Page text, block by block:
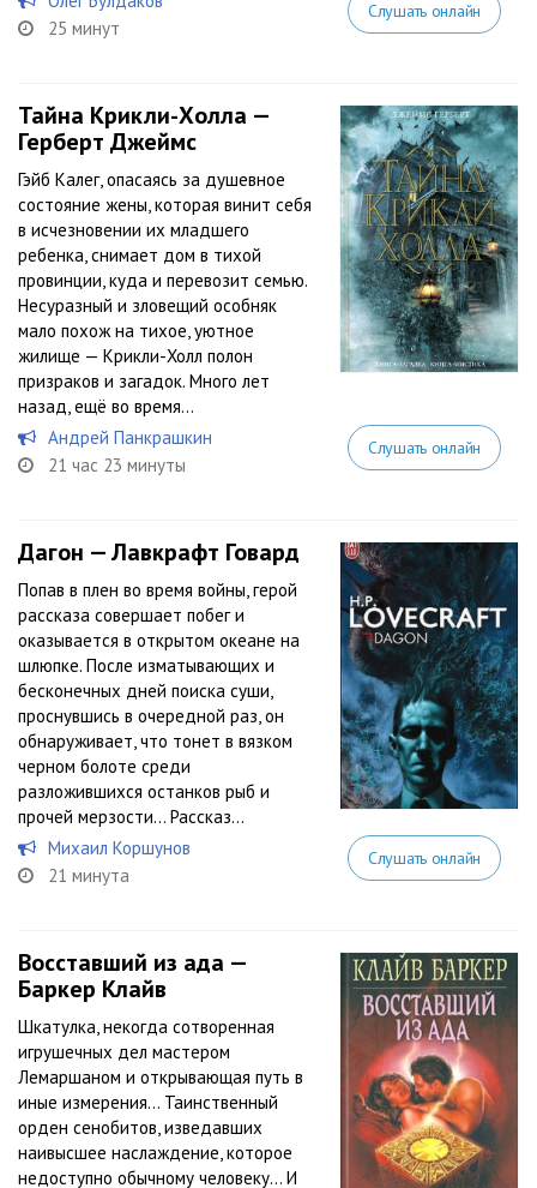
25 минут
Слушать онлайн
Тайна Крикли-Холла —
Герберт Джеймс
Гэйб Калег, опасаясь за душевное
состояние жены, которая винит себя
в исчезновении их младшего
ребенка, снимает дом в тихой
провинции, куда и перевозит семью.
Несуразный и зловещий особняк
мало похож на тихое, уютное
жилище — Крикли-Холл полон
призраков и загадок. Много лет
назад, ещё во время...
Андрей Панкрашкин
21 час 23 минуты
Слушать онлайн
Дагон — Лавкрафт Говард
Попав в плен во время войны, герой
рассказа совершает побег и
оказывается в открытом океане на
шлюпке. После изматывающих и
бесконечных дней поиска суши,
проснувшись в очередной раз, он
обнаруживает, что тонет в вязком
черном болоте среди
разложившихся останков рыб и
прочей мерзости… Рассказ...
Михаил Коршунов
21 минута
Слушать онлайн
Восставший из ада —
Баркер Клайв
Шкатулка, некогда сотворенная
игрушечных дел мастером
Лемаршаном и открывающая путь в
иные измерения… Таинственный
орден сенобитов, изведавших
наивысшее наслаждение, которое
недоступно обычному человеку… И